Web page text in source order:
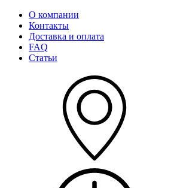
О компании
Контакты
Доставка и оплата
FAQ
Статьи